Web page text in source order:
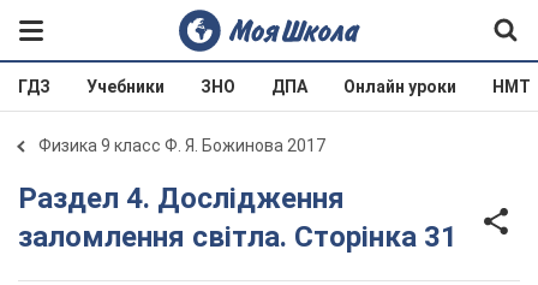
ГДЗ Учебники ЗНО ДПА Онлайн уроки НМТ
Физика 9 класс Ф. Я. Божинова 2017
Раздел 4. Дослідження
заломлення світла. Сторінка 31